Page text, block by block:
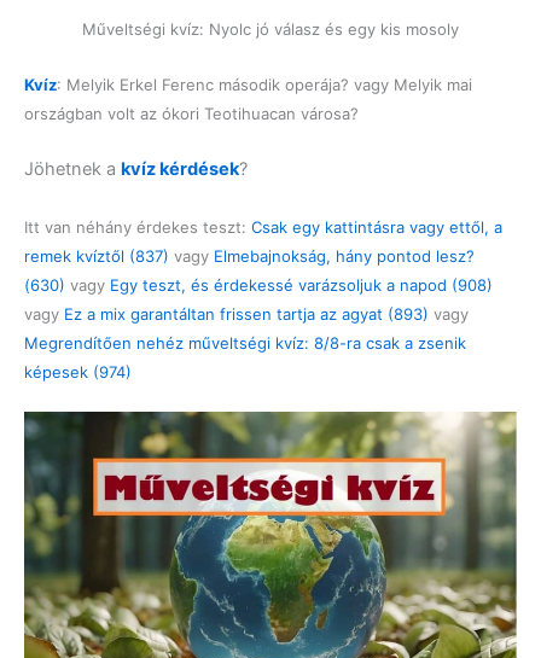
Műveltségi kvíz: Nyolc jó válasz és egy kis mosoly
Kvíz: Melyik Erkel Ferenc második operája? vagy Melyik mai
országban volt az ókori Teotihuacan városa?
Jöhetnek a kvíz kérdések?
Itt van néhány érdekes teszt: Csak egy kattintásra vagy ettől, a
remek kvíztől (837) vagy Elmebajnokság, hány pontod lesz?
(630) vagy Egy teszt, és érdekessé varázsoljuk a napod (908)
vagy Ez a mix garantáltan frissen tartja az agyat (893) vagy
Megrendítően nehéz műveltségi kvíz: 8/8-ra csak a zsenik
képesek (974)